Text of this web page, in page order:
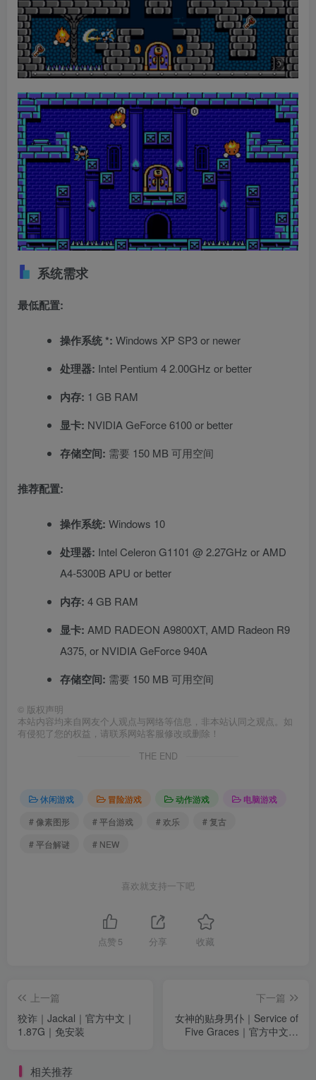
系统需求
最低配置:
操作系统 *: Windows XP SP3 or newer
处理器: Intel Pentium 4 2.00GHz or better
内存: 1 GB RAM
显卡: NVIDIA GeForce 6100 or better
存储空间: 需要 150 MB 可用空间
推荐配置:
操作系统: Windows 10
处理器: Intel Celeron G1101 @ 2.27GHz or AMD
A4-5300B APU or better
内存: 4 GB RAM
显卡: AMD RADEON A9800XT, AMD Radeon R9
A375, or NVIDIA GeForce 940A
存储空间: 需要 150 MB 可用空间
© 版权声明
本站内容均来自网友个人观点与网络等信息，非本站认同之观点。如
有侵犯了您的权益，请联系网站客服修改或删除！
THE END
休闲游戏 冒险游戏 动作游戏
电脑游戏
# 像素图形
# 平台游戏 # 欢乐
# 复古
# 平台解谜
# NEW
喜欢就支持一下吧
点赞 5 分享 收藏
上一篇
狡诈｜Jackal｜官方中文｜
1.87G｜免安装
下一篇
女神的贴身男仆｜Service of
Five Graces｜官方中文｜
相关推荐